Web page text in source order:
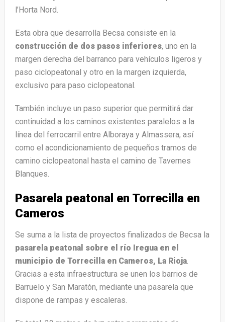
l’Horta Nord.
Esta obra que desarrolla Becsa consiste en la
construcción de dos pasos inferiores, uno en la
margen derecha del barranco para vehículos ligeros y
paso ciclopeatonal y otro en la margen izquierda,
exclusivo para paso ciclopeatonal.
También incluye un paso superior que permitirá dar
continuidad a los caminos existentes paralelos a la
línea del ferrocarril entre Alboraya y Almassera, así
como el acondicionamiento de pequeños tramos de
camino ciclopeatonal hasta el camino de Tavernes
Blanques.
Pasarela peatonal en Torrecilla en
Cameros
Se suma a la lista de proyectos finalizados de Becsa la
pasarela peatonal sobre el río Iregua en el
municipio de Torrecilla en Cameros, La Rioja.
Gracias a esta infraestructura se unen los barrios de
Barruelo y San Maratón, mediante una pasarela que
dispone de rampas y escaleras.